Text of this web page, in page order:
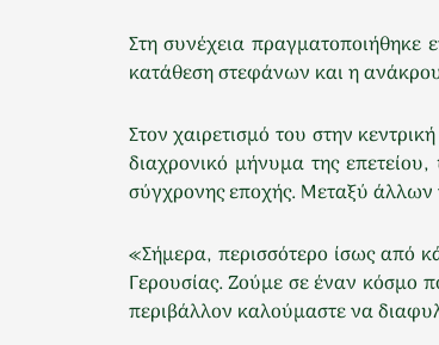
Στη συνέχεια πραγματοποιήθηκε
κατάθεση στεφάνων και η
Στον χαιρετισμό του στην
διαχρονικό μήνυμα της
σύγχρονης εποχής. Μεταξύ άλλων
«Σήμερα, περισσότερο ίσως από
Γερουσίας. Ζούμε σε έναν κόσμο
περιβάλλον καλούμαστε να